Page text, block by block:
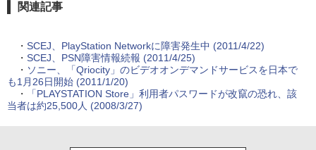
関連記事
・ SCEJ、PlayStation Networkに障害発生中 (2011/4/22)
・ SCEJ、PSN障害情報続報 (2011/4/25)
・ ソニー、「Qriocity」のビデオオンデマンドサービスを日本で
も1月26日開始 (2011/1/20)
・
「PLAYSTATION Store」利用者パスワードが改竄の恐れ、該
当者は約25,500人 (2008/3/27)